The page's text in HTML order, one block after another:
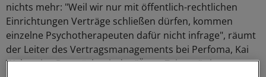
nichts mehr: "Weil wir nur mit öffentlich-rechtlichen
Einrichtungen Verträge schließen dürfen, kommen
einzelne Psychotherapeuten dafür nicht infrage", räumt
der Leiter des Vertragsmanagements bei Perfoma, Kai
Walter, im Gespräch mit der "Ärzte Zeitung" ein.